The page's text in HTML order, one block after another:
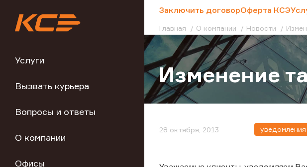
Услуги
Вызвать курьера
Вопросы и ответы
О компании
Офисы
Заключить договорОферта КСЭ
Главная О компании Новости
Изменение
28 октября, 2013 уведомления